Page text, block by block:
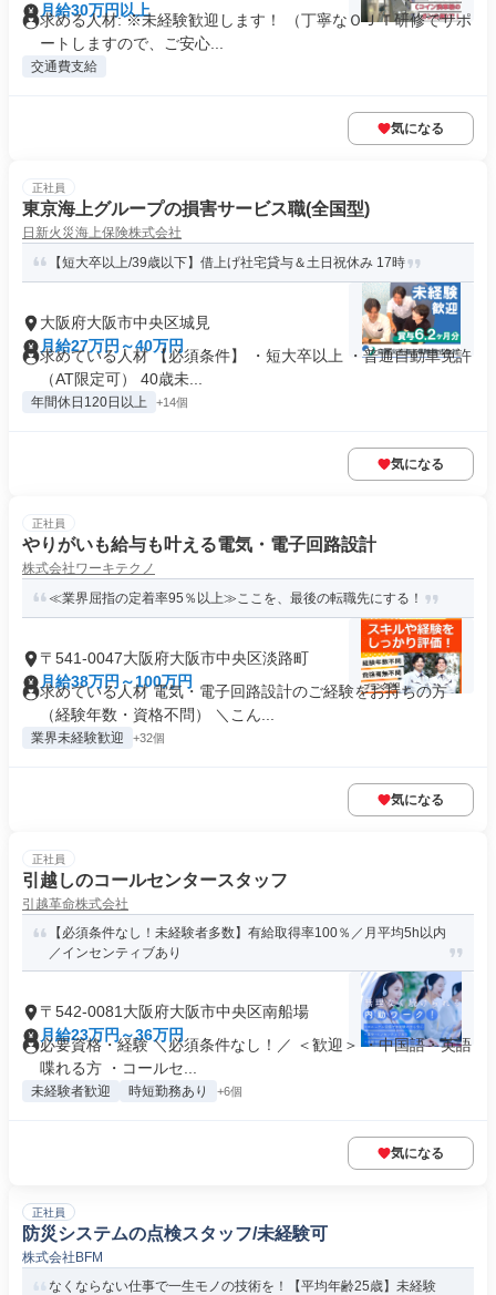
月給30万円以上
求める人材: ※未経験歓迎します！ （丁寧なＯＪＴ研修でサポ
ートしますので、ご安心...
交通費支給
気になる
正社員
東京海上グループの損害サービス職(全国型)
日新火災海上保険株式会社
【短大卒以上/39歳以下】借上げ社宅貸与＆土日祝休み 17時
大阪府大阪市中央区城見
月給27万円～40万円
求めている人材 【必須条件】 ・短大卒以上 ・普通自動車免許
（AT限定可） 40歳未...
年間休日120日以上 +14個
気になる
正社員
やりがいも給与も叶える電気・電子回路設計
株式会社ワーキテクノ
≪業界屈指の定着率95％以上≫ここを、最後の転職先にする！
〒541-0047大阪府大阪市中央区淡路町
月給38万円～100万円
求めている人材 電気・電子回路設計のご経験をお持ちの方
（経験年数・資格不問） ＼こん...
業界未経験歓迎 +32個
気になる
正社員
引越しのコールセンタースタッフ
引越革命株式会社
【必須条件なし！未経験者多数】有給取得率100％／月平均5h以内
／インセンティブあり
〒542-0081大阪府大阪市中央区南船場
月給23万円～36万円
必要資格・経験 ＼必須条件なし！／ ＜歓迎＞ ・中国語・英語
喋れる方 ・コールセ...
未経験者歓迎 時短勤務あり +6個
気になる
正社員
防災システムの点検スタッフ/未経験可
株式会社BFM
なくならない仕事で一生モノの技術を！【平均年齢25歳】未経験